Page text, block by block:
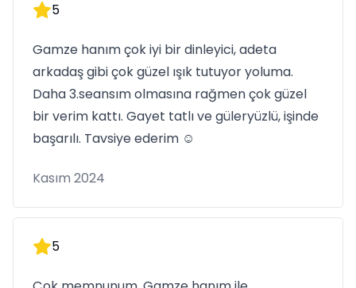
5
Gamze hanım çok iyi bir dinleyici, adeta
arkadaş gibi çok güzel ışık tutuyor yoluma.
Daha 3.seansım olmasına rağmen çok güzel
bir verim kattı. Gayet tatlı ve güleryüzlü, işinde
başarılı. Tavsiye ederim ☺️
Kasım 2024
5